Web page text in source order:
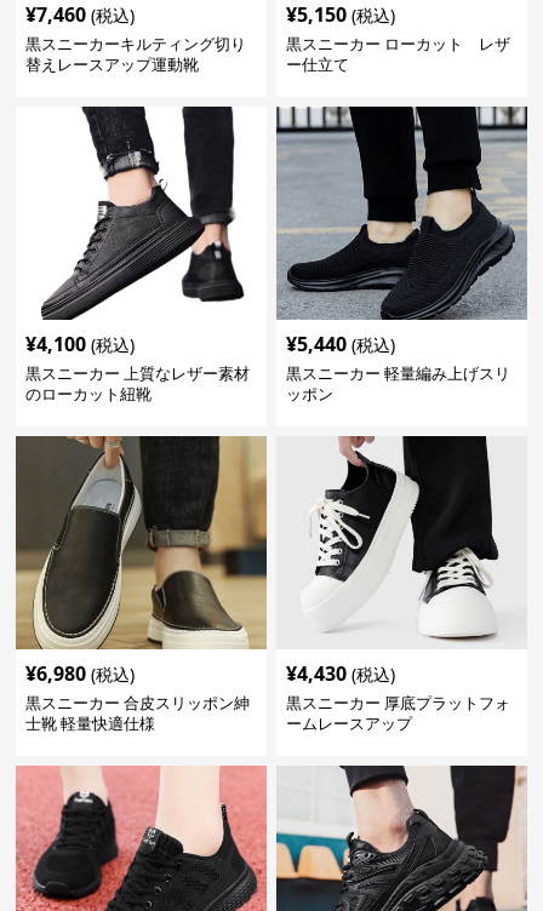
¥7,460 (税込)
黒スニーカーキルティング切り
替えレースアップ運動靴
¥5,150 (税込)
黒スニーカー ローカット レザ
ー仕立て
¥4,100 (税込)
黒スニーカー 上質なレザー素材
のローカット紐靴
¥5,440 (税込)
黒スニーカー 軽量編み上げスリ
ッポン
¥6,980 (税込)
黒スニーカー 合皮スリッポン紳
士靴 軽量快適仕様
¥4,430 (税込)
黒スニーカー 厚底プラットフォ
ームレースアップ